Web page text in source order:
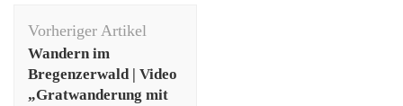
Vorheriger Artikel
Wandern im
Bregenzerwald | Video
„Gratwanderung mit